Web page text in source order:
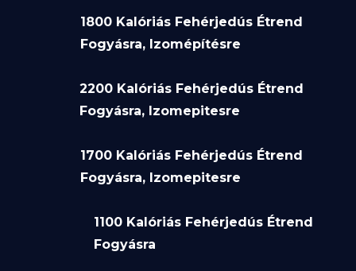
1800 Kalóriás Fehérjedús Étrend
Fogyásra, Izomépítésre
2200 Kalóriás Fehérjedús Étrend
Fogyásra, Izomepitesre
1700 Kalóriás Fehérjedús Étrend
Fogyásra, Izomepitesre
1100 Kalóriás Fehérjedús Étrend
Fogyásra